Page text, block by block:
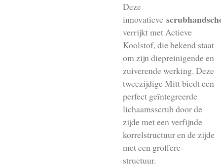
Deze
innovatieve
verrijkt met Actieve
Koolstof, die bekend staat
om zijn diepreinigende en
zuiverende werking. Deze
tweezijdige Mitt biedt een
perfect geïntegreerde
lichaamsscrub door de
zijde met een verfijnde
korrelstructuur en de zijde
met een groffere
structuur.